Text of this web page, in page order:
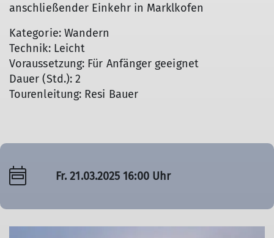
anschließender Einkehr in Marklkofen
Kategorie: Wandern
Technik: Leicht
Voraussetzung: Für Anfänger geeignet
Dauer (Std.): 2
Tourenleitung: Resi Bauer
Fr. 21.03.2025 16:00 Uhr